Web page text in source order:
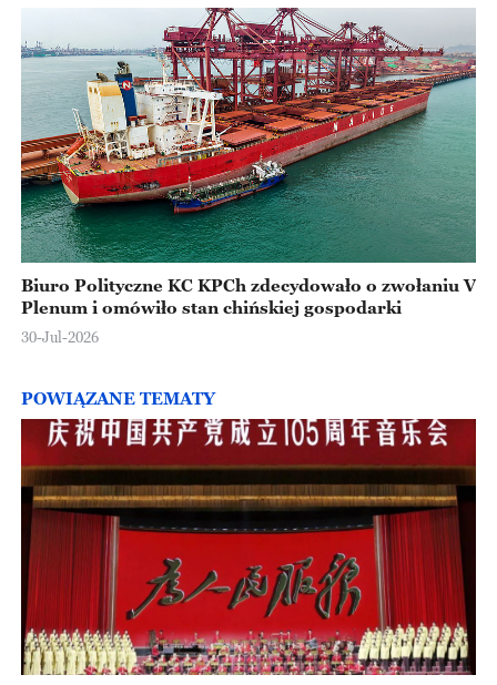
Biuro Polityczne KC KPCh zdecydowało o zwołaniu V
Plenum i omówiło stan chińskiej gospodarki
30-Jul-2026
POWIĄZANE TEMATY